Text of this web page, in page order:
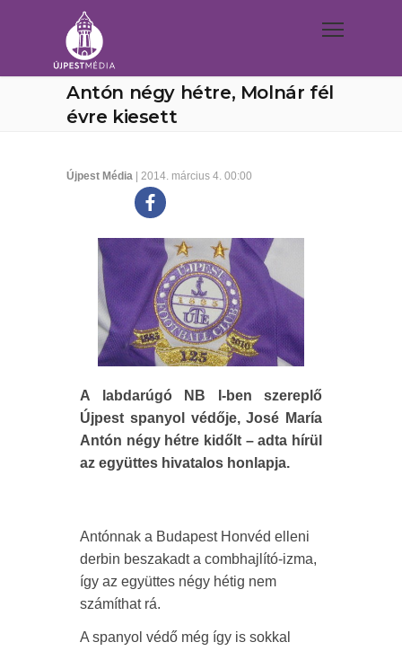
Antón négy hétre, Molnár fél
évre kiesett
Újpest Média | 2014. március 4. 00:00
A labdarúgó NB I-ben szereplő
Újpest spanyol védője, José María
Antón négy hétre kidőlt – adta hírül
az együttes hivatalos honlapja.
Antónnak a Budapest Honvéd elleni
derbin beszakadt a combhajlító-izma,
így az együttes négy hétig nem
számíthat rá.
A spanyol védő még így is sokkal